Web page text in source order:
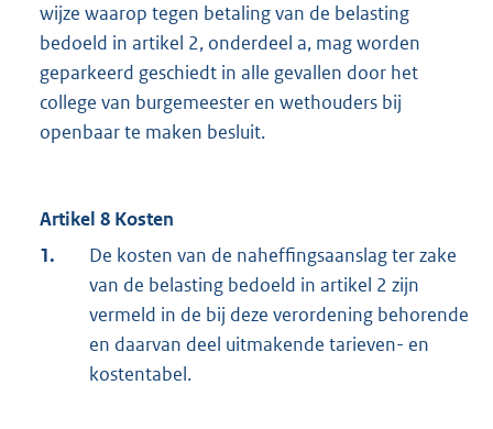
wijze waarop tegen betaling van de belasting
bedoeld in artikel 2, onderdeel a, mag worden
geparkeerd geschiedt in alle gevallen door het
college van burgemeester en wethouders bij
openbaar te maken besluit.
Artikel 8 Kosten
1.
De kosten van de naheffingsaanslag ter zake
van de belasting bedoeld in artikel 2 zijn
vermeld in de bij deze verordening behorende
en daarvan deel uitmakende tarieven- en
kostentabel.